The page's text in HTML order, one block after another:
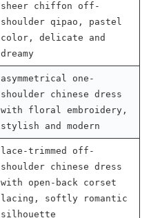
sheer chiffon off-
shoulder qipao, pastel
color, delicate and
dreamy
asymmetrical one-
shoulder chinese dress
with floral embroidery,
stylish and modern
lace-trimmed off-
shoulder chinese dress
with open-back corset
lacing, softly romantic
silhouette